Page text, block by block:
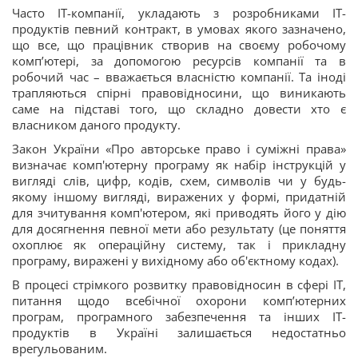
Часто ІТ-компанії, укладають з розробниками ІТ-
продуктів певний контракт, в умовах якого зазначено,
що все, що працівник створив на своєму робочому
комп’ютері, за допомогою ресурсів компанії та в
робочий час – вважається власністю компанії. Та іноді
трапляються спірні правовідносини, що виникають
саме на підставі того, що складно довести хто є
власником даного продукту.
Закон України «Про авторське право і суміжні права»
визначає комп'ютерну програму як набір інструкцій у
вигляді слів, цифр, кодів, схем, символів чи у будь-
якому іншому вигляді, виражених у формі, придатній
для зчитування комп'ютером, які приводять його у дію
для досягнення певної мети або результату (це поняття
охоплює як операційну систему, так і прикладну
програму, виражені у вихідному або об'єктному кодах).
В процесі стрімкого розвитку правовідносин в сфері ІТ,
питання щодо всебічної охорони комп’ютерних
програм, програмного забезпечення та інших ІТ-
продуктів в Україні залишається недостатньо
врегульованим.